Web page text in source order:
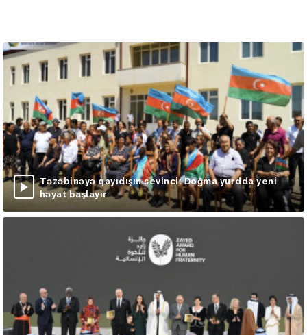
Təzəbinəyə qayıdışın sevinci: Doğma yurdda yeni
həyat başlayır